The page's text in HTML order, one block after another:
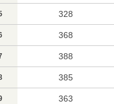
328
368
388
385
363